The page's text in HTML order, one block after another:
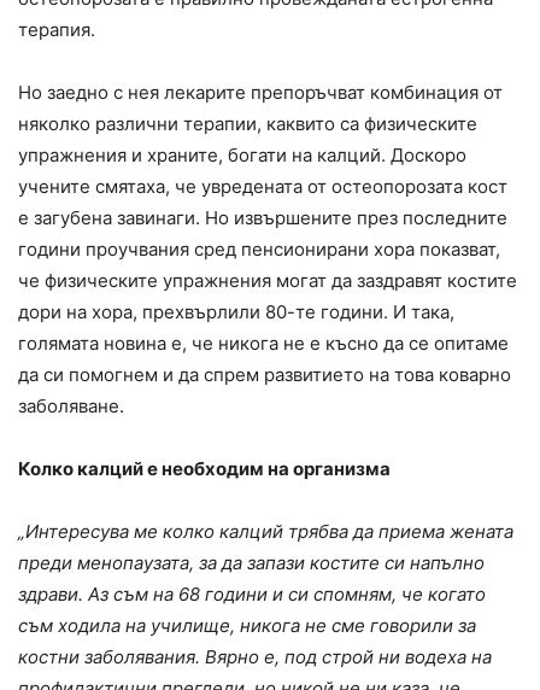
терапия.
Но заедно с нея лекарите препоръчват комбинация от
няколко различни терапии, каквито са физическите
упражнения и храните, богати на калций. Доскоро
учените смятаха, че увредената от остеопорозата кост
е загубена завинаги. Но извършените през последните
години проучвания сред пенсионирани хора показват,
че физическите упражнения могат да заздравят костите
дори на хора, прехвърлили 80-те години. И така,
голямата новина е, че никога не е късно да се опитаме
да си помогнем и да спрем развитието на това коварно
заболяване.
Колко калций е необходим на организма
„Интересува ме колко калций трябва да приема жената
преди менопаузата, за да запази костите си напълно
здрави. Аз съм на 68 години и си спомням, че когато
съм ходила на училище, никога не сме говорили за
костни заболявания. Вярно е, под строй ни водеха на